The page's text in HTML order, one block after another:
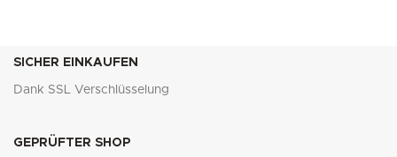
SICHER EINKAUFEN
Dank SSL Verschlüsselung
GEPRÜFTER SHOP